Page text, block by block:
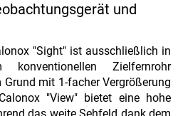
und
"Sight" ist ausschließlich in
Zielfernrohr
mit 1-facher Vergrößerung
"View" bietet eine hohe